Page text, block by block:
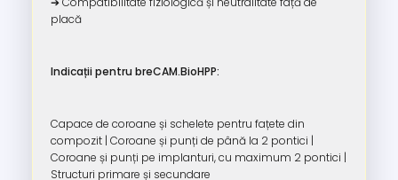
placă
Indicații pentru breCAM.BioHPP:
Capace de coroane și schelete pentru fațete din
compozit | Coroane și punți de până la 2 pontici |
Coroane și punți pe implanturi, cu maximum 2 pontici |
Structuri primare și secundare